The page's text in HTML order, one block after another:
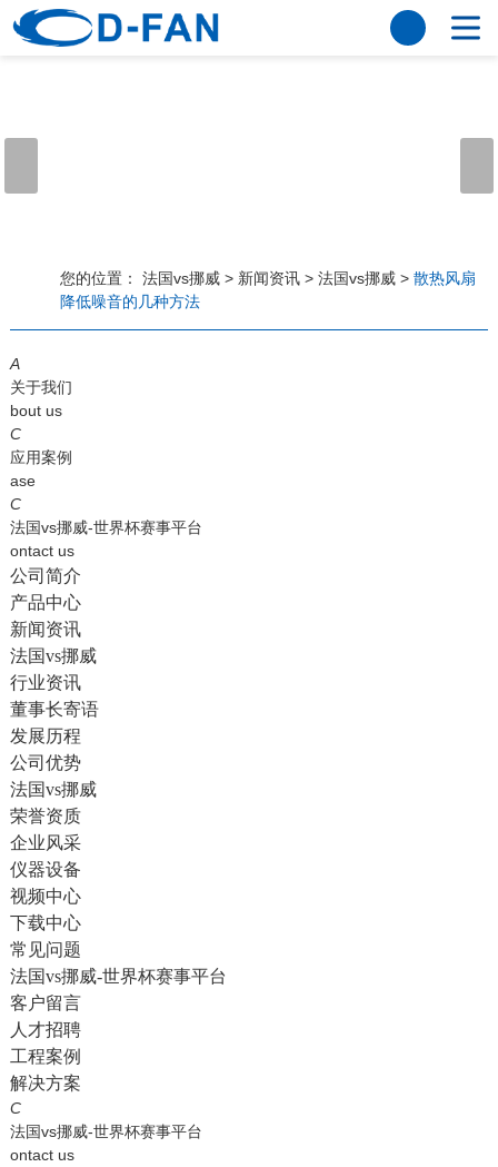
法国vs挪威
应用案例
工程案例
解决方案
新闻资讯
法国vs挪威
行业资讯
常见问题
法国vs挪威-世界杯赛事平台
您的位置： 法国vs挪威> 新闻资讯> 法国vs挪威> 散热风扇
降低噪音的几种方法
A
关于我们
bout us
C
应用案例
ase
C
法国vs挪威-世界杯赛事平台
ontact us
公司简介
产品中心
新闻资讯
法国vs挪威
行业资讯
董事长寄语
发展历程
公司优势
法国vs挪威
荣誉资质
企业风采
仪器设备
视频中心
下载中心
常见问题
法国vs挪威-世界杯赛事平台
客户留言
人才招聘
工程案例
解决方案
C
法国vs挪威-世界杯赛事平台
ontact us